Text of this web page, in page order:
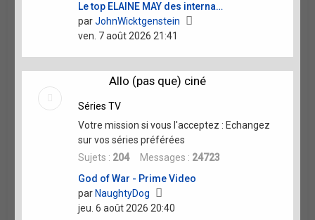
Le top ELAINE MAY des interna…
parJohnWicktgenstein
ven. 7 août 2026 21:41
Allo (pas que) ciné
Séries TV
Votre mission si vous l'acceptez : Echangez
sur vos séries préférées
Sujets : 204Messages : 24723
God of War - Prime Video
par NaughtyDog
le
jeu. 6 août 2026 20:40